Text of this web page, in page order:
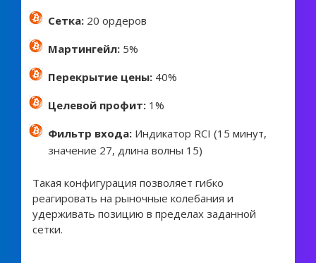
Сетка: 20 ордеров
Мартингейл: 5%
Перекрытие цены: 40%
Целевой профит: 1%
Фильтр входа: Индикатор RCI (15 минут,
значение 27, длина волны 15)
Такая конфигурация позволяет гибко
реагировать на рыночные колебания и
удерживать позицию в пределах заданной
сетки.